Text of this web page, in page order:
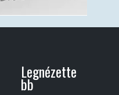
Legnézette
Bb